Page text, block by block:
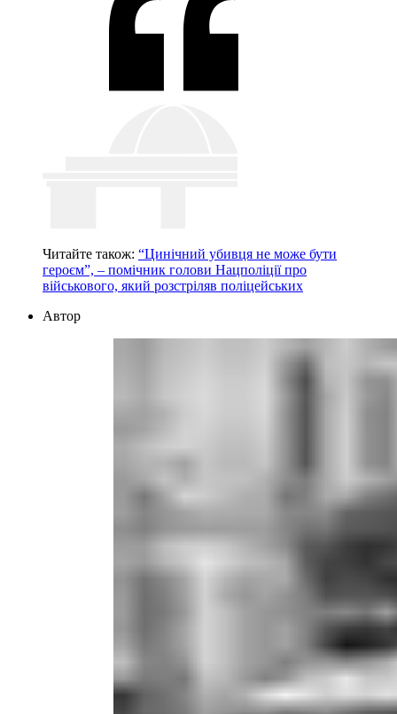
Читайте також: “Цинічний убивця не може бути
героєм”, – помічник голови Нацполіції про
військового, який розстріляв поліцейських
Автор